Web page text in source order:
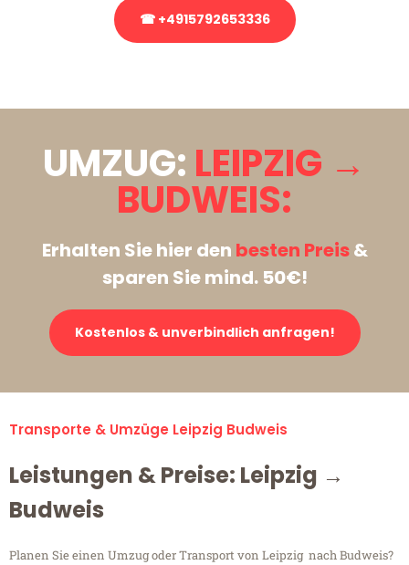
☎ +4915792653336
UMZUG: LEIPZIG →
BUDWEIS:
Erhalten Sie hier den besten Preis&
sparen Sie mind. 50€!
Kostenlos & unverbindlich anfragen!
Transporte & Umzüge Leipzig Budweis
Leistungen & Preise: Leipzig →
Budweis
Planen Sie einen Umzug oder Transport von Leipzig nach Budweis?